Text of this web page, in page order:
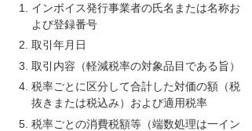
インボイス発行事業者の氏名または名称お
よび登録番号
取引年月日
取引内容（軽減税率の対象品目である旨）
税率ごとに区分して合計した対価の額（税
抜きまたは税込み）および適用税率
税率ごとの消費税額等（端数処理は一イン